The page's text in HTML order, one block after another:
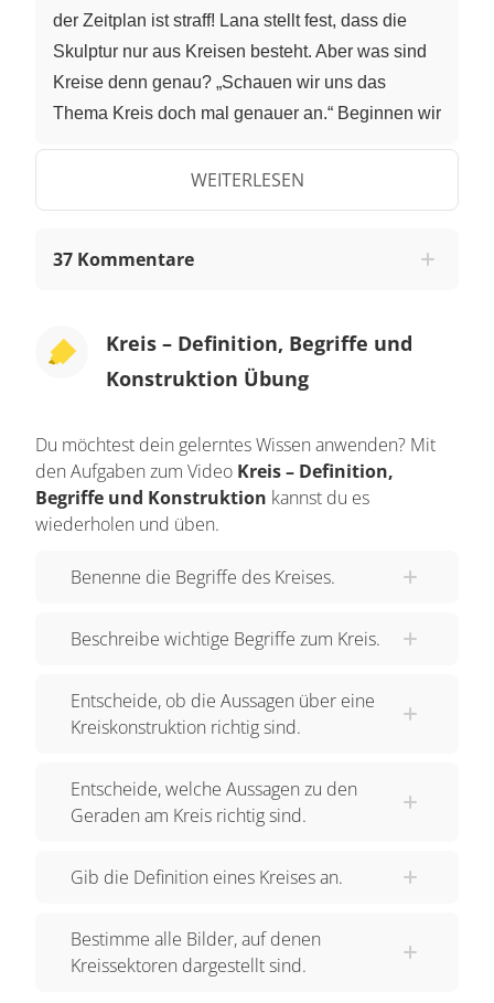
der Zeitplan ist straff! Lana stellt fest, dass die
Skulptur nur aus Kreisen besteht. Aber was sind
Kreise denn genau? „Schauen wir uns das
Thema Kreis doch mal genauer an.“ Beginnen wir
einer Ebene, die von einem gegebenen Punkt M
denselben Abstand r haben, heißt Kreis. Dabei ist
vielleicht kompliziert, ist es aber gar nicht. Wir
zeichnen wir Punkte, die zu M einen Abstand von
r haben. Wenn wir nun weitere Punkte zeichnen,
Definition von allen Punkten sprechen, könnten
wir unendlich viele dieser Punkte zeichnen.
Jedoch würden wir irgendwann die einzelnen
unterscheiden können und es entsteht eine Linie.
entspricht in der Mathematik dem „Kreis“ mit
Begriff Kreis auch mit der „Kreisfläche“, also der
Fläche innerhalb der Kreislinie, verwechselt. Das
Kreislinie diese nennen wir „Umfang“. Jetzt fehlen
nur noch zwei Begriffe. Betrachten wir nicht die
wie zum Beispiel hier, nennen wir diese Linie
Die zugehörige Fläche, die von dem Kreisbogen
und zwei Radien begrenzt wird, heißt
WEITERLESEN
37 Kommentare
Kreis – Definition, Begriffe und
Konstruktion Übung
Du möchtest dein gelerntes Wissen anwenden? Mit
den Aufgaben zum Video Kreis – Definition,
Begriffe und Konstruktion kannst du es
wiederholen und üben.
Benenne die Begriffe des Kreises.
Beschreibe wichtige Begriffe zum Kreis.
Entscheide, ob die Aussagen über eine
Kreiskonstruktion richtig sind.
Entscheide, welche Aussagen zu den
Geraden am Kreis richtig sind.
Gib die Definition eines Kreises an.
Bestimme alle Bilder, auf denen
Kreissektoren dargestellt sind.